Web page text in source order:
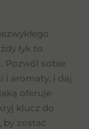
łyk to
Pozwól sobie
i aromaty, i daj
oferuje
klucz do
by zostać